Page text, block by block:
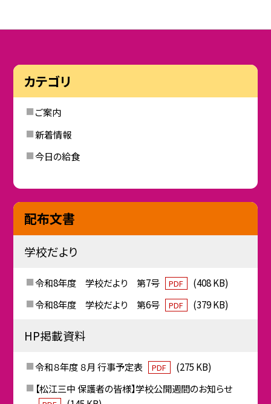
カテゴリ
ご案内
新着情報
今日の給食
配布文書
学校だより
令和8年度 学校だより 第7号 PDF
(408 KB)
令和8年度 学校だより 第6号
PDF (379 KB)
HP掲載資料
令和８年度 ８月 行事予定表 PDF
(275 KB)
【松江三中 保護者の皆様】学校公開週間のお知らせ